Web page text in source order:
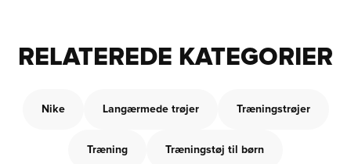
RELATEREDE KATEGORIER
Nike Langærmede trøjer Træningstrøjer
Træning Træningstøj til børn